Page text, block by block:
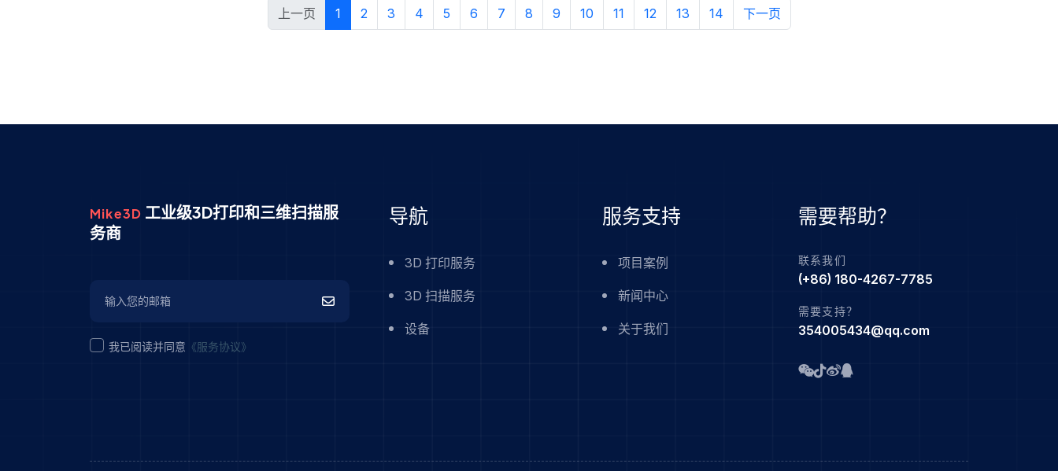
上一页 1 2 3 4 5 6 7 8 9 10 11 12 13 14 下一页
Mike3D 工业级3D打印和三维扫描服
务商
我已阅读并同意 《服务协议》
导航
3D 打印服务
3D 扫描服务
设备
服务支持
项目案例
新闻中心
关于我们
需要帮助？
联系我们
(+86) 180-4267-7785
需要支持？
354005434@qq.com